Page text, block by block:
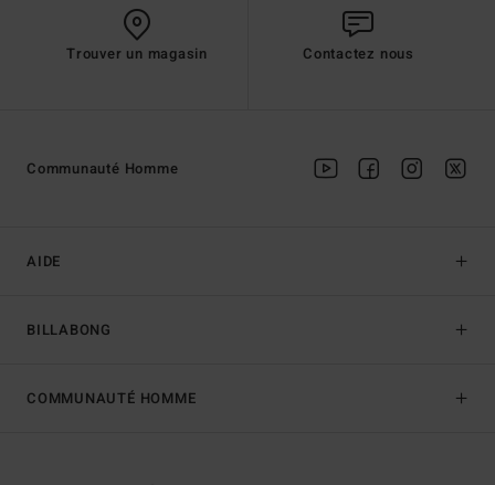
Trouver un magasin Contactez nous
AIDE
BILLABONG
Communauté Homme
COMMUNAUTÉ HOMME